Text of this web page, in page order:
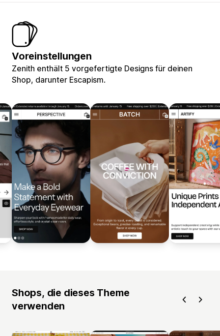
Voreinstellungen
Zenith enthält 5 vorgefertigte Designs für deinen
Shop, darunter Escapism.
Shops, die dieses Theme
verwenden